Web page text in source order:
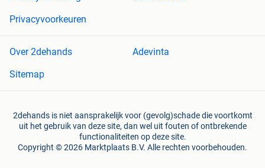
Privacyvoorkeuren
Over 2dehands
Adevinta
Sitemap
2dehands is niet aansprakelijk voor (gevolg)schade die voortkomt
uit het gebruik van deze site, dan wel uit fouten of ontbrekende
functionaliteiten op deze site.
Copyright © 2026 Marktplaats B.V. Alle rechten voorbehouden.